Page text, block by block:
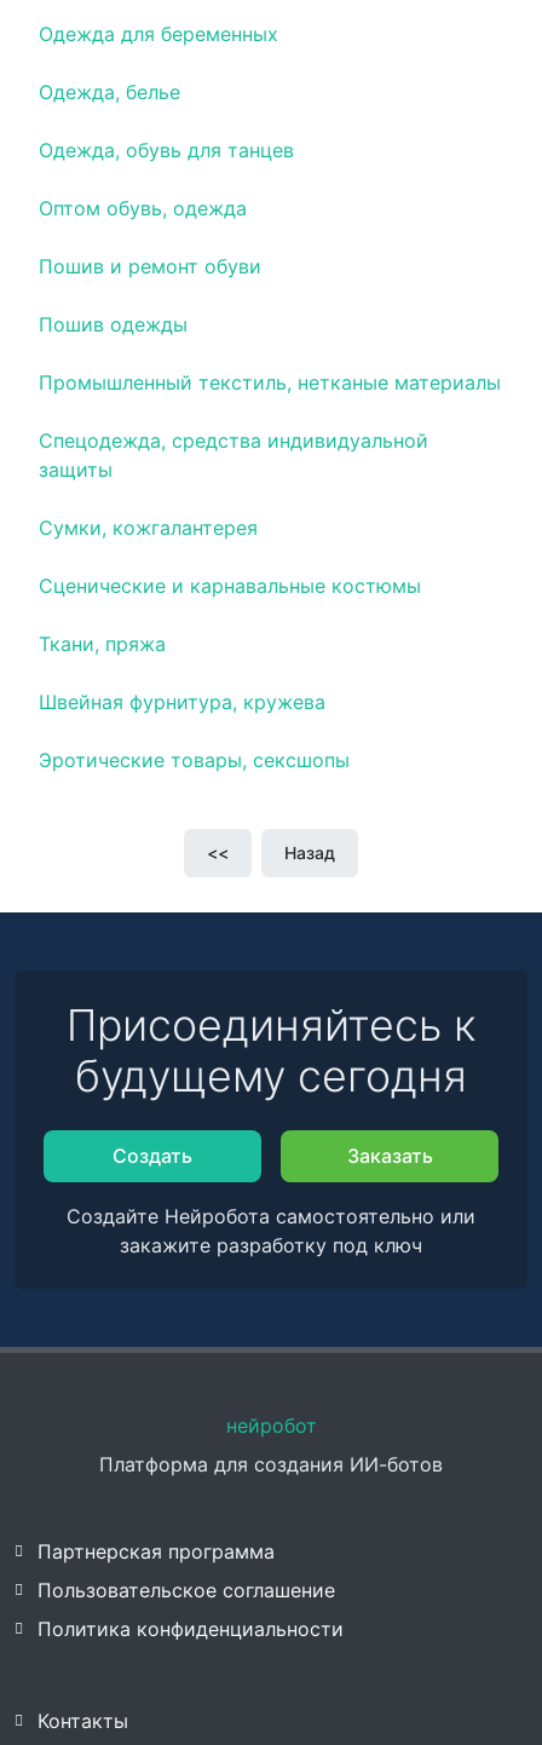
Одежда для беременных
Одежда, белье
Одежда, обувь для танцев
Оптом обувь, одежда
Пошив и ремонт обуви
Пошив одежды
Промышленный текстиль, нетканые материалы
Спецодежда, средства индивидуальной
защиты
Сумки, кожгалантерея
Сценические и карнавальные костюмы
Ткани, пряжа
Швейная фурнитура, кружева
Эротические товары, сексшопы
<< Назад
Присоединяйтесь к
будущему сегодня
Создать Заказать
Создайте Нейробота самостоятельно или
закажите разработку под ключ
нейробот
Платформа для создания ИИ-ботов
Партнерская программа
Пользовательское соглашение
Политика конфиденциальности
Контакты